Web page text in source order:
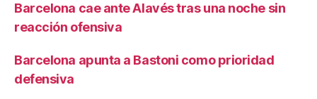
Barcelona cae ante Alavés tras una noche sin
reacción ofensiva
Barcelona apunta a Bastoni como prioridad
defensiva